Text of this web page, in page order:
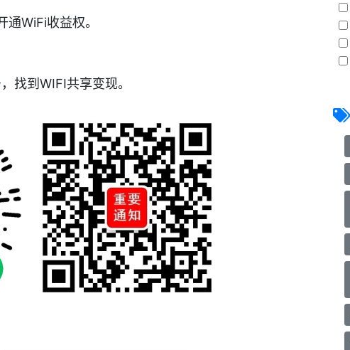
通WiFi收益权。
找到WIFI共享变现。